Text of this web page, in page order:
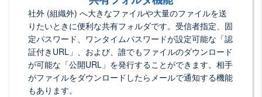
社外 (組織外) へ大きなファイルや大量のファイルを送
りたいときに便利な共有フォルダです。受信者指定、固
定パスワード、ワンタイムパスワードが設定可能な「認
証付きURL」、および、誰でもファイルのダウンロード
が可能な「公開URL」を発行することができます。相手
がファイルをダウンロードしたらメールで通知する機能
もあります。